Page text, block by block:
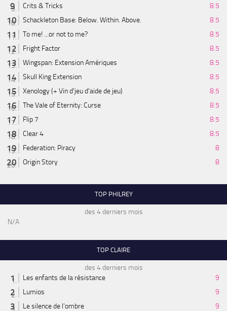
Crits & Tricks
8.5
Schackleton Base: Below. Within. Above.
8.5
To me! ...or not to me?
8.5
Fright Factor
8.5
Wingspan: Extension Amériques
8.5
Skull King Extension
8.5
Xenology (+ Vin d'jeu d'aide de jeu)
8.5
The Vale of Eternity: Curse
8.5
Flip 7
8.5
Clear 4
8.5
Federation: Piracy
8
Origin Story
8
TOP PHILREY
des 4 derniers mois
N/A
TOP CLAIRE
des 4 derniers mois
Les enfants de la résistance
9
Lumios
9
Le silence de l'ombre
9